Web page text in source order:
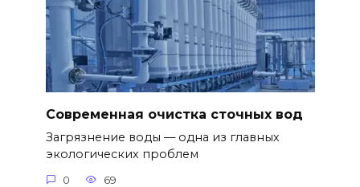
Современная очистка сточных вод
Загрязнение воды — одна из главных
экологических проблем
0 69